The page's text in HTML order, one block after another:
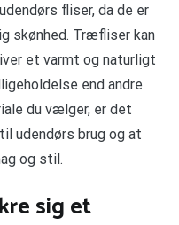
fliser, da de er
skønhed. Træfliser kan
et varmt og naturligt
end andre
du vælger, er det
udendørs brug og at
og stil.
sig et